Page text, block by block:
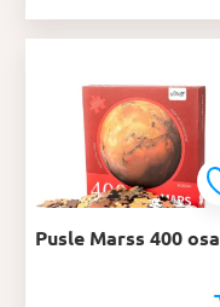
Pusle Marss 400 osa